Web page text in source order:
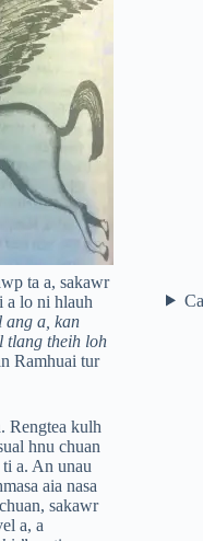
ta a, sakawr
a lo ni hlauh
ang a, kan
tlang theih loh
Ramhuai tur
Rengtea kulh
hnu chuan
ti a. An unau
aia nasa
sakawr
a, a